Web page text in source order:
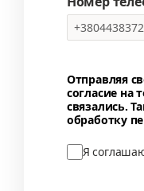
Отправляя
согласие на
связались.
обработку
Я